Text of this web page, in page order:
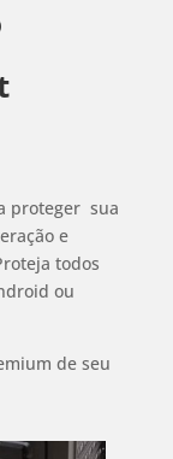
proteger sua
e
todos
ou
de seu